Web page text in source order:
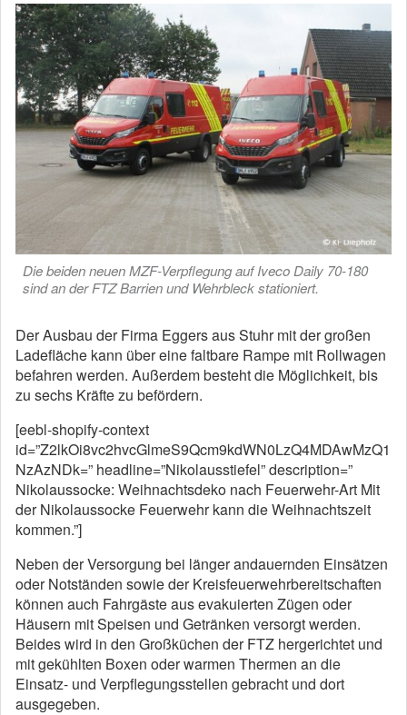
Die beiden neuen MZF-Verpflegung auf Iveco Daily 70-180
sind an der FTZ Barrien und Wehrbleck stationiert.
Der Ausbau der Firma Eggers aus Stuhr mit der großen
Ladefläche kann über eine faltbare Rampe mit Rollwagen
befahren werden. Außerdem besteht die Möglichkeit, bis
zu sechs Kräfte zu befördern.
[eebl-shopify-context
id=”Z2lkOi8vc2hvcGlmeS9Qcm9kdWN0LzQ4MDAwMzQ1
NzAzNDk=” headline=”Nikolausstiefel” description=”
Nikolaussocke: Weihnachtsdeko nach Feuerwehr-Art Mit
der Nikolaussocke Feuerwehr kann die Weihnachtszeit
kommen.”]
Neben der Versorgung bei länger andauernden Einsätzen
oder Notständen sowie der Kreisfeuerwehrbereitschaften
können auch Fahrgäste aus evakuierten Zügen oder
Häusern mit Speisen und Getränken versorgt werden.
Beides wird in den Großküchen der FTZ hergerichtet und
mit gekühlten Boxen oder warmen Thermen an die
Einsatz- und Verpflegungsstellen gebracht und dort
ausgegeben.